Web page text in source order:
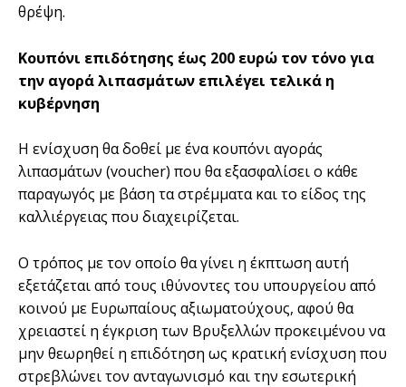
θρέψη.
Κουπόνι επιδότησης έως 200 ευρώ τον τόνο για
την αγορά λιπασμάτων επιλέγει τελικά η
κυβέρνηση
Η ενίσχυση θα δοθεί με ένα κουπόνι αγοράς
λιπασμάτων (voucher) που θα εξασφαλίσει ο κάθε
παραγωγός με βάση τα στρέμματα και το είδος της
καλλιέργειας που διαχειρίζεται.
Ο τρόπος με τον οποίο θα γίνει η έκπτωση αυτή
εξετάζεται από τους ιθύνοντες του υπουργείου από
κοινού με Ευρωπαίους αξιωματούχους, αφού θα
χρειαστεί η έγκριση των Βρυξελλών προκειμένου να
μην θεωρηθεί η επιδότηση ως κρατική ενίσχυση που
στρεβλώνει τον ανταγωνισμό και την εσωτερική